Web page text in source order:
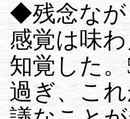
◆残念なが
感覚は味
知覚した
過ぎ、こ